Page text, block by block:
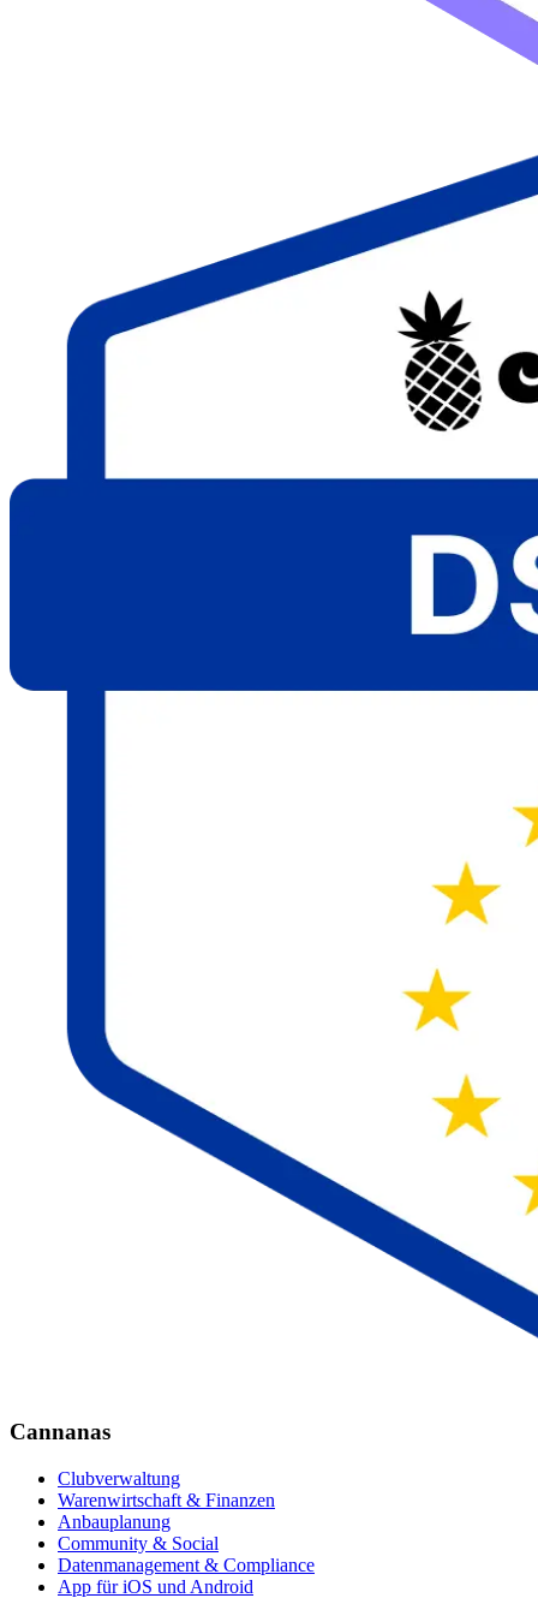
Cannanas
Clubverwaltung
Warenwirtschaft & Finanzen
Anbauplanung
Community & Social
Datenmanagement & Compliance
App für iOS und Android